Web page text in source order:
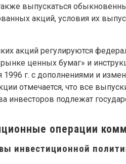
выпускаться
акций, условия их
акций регулируются
ценных бумаг» и
1996 г. с дополнениями и
отмечается, что все
инвесторов подлежат
операции
инвестиционной